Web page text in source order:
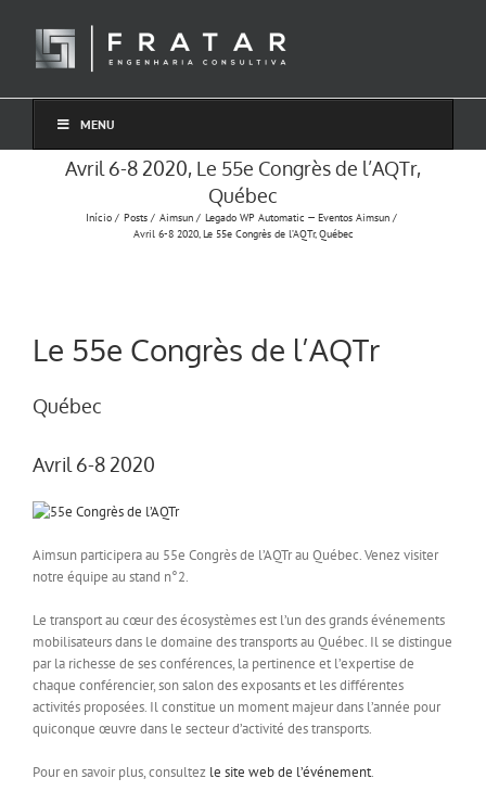
conteúdo
MENU
Avril 6-8 2020, Le 55e Congrès de l’AQTr,
Québec
Início Posts Aimsun
Legado WP Automatic — Eventos Aimsun
Avril 6-8 2020, Le 55e Congrès de l’AQTr, Québec
Le 55e Congrès de l’AQTr
Québec
Avril 6-8 2020
Aimsun participera au 55e Congrès de l’AQTr au Québec. Venez visiter
notre équipe au stand n°2.
Le transport au cœur des écosystèmes est l’un des grands événements
mobilisateurs dans le domaine des transports au Québec. Il se distingue
par la richesse de ses conférences, la pertinence et l’expertise de
chaque conférencier, son salon des exposants et les différentes
activités proposées. Il constitue un moment majeur dans l’année pour
quiconque œuvre dans le secteur d’activité des transports.
Pour en savoir plus, consultez le site web de l’événement.